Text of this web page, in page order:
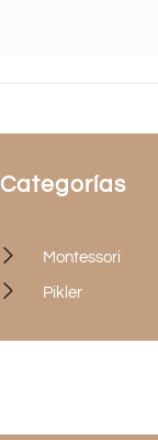
Categorías
Montessori
Pikler